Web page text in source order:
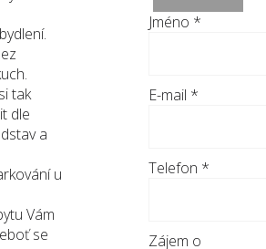
tak
dle
a
u
Vám
se
Jméno *
E-mail *
Telefon *
Zájem o